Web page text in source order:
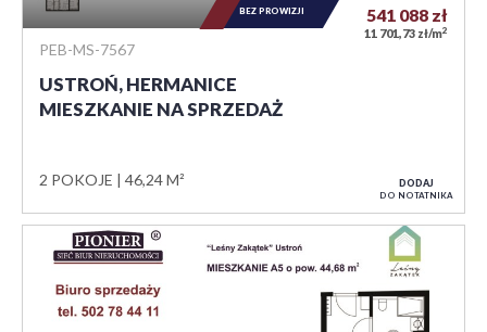
PEB-MS-7567
USTROŃ, HERMANICE
MIESZKANIE NA SPRZEDAŻ
2 POKOJE 46,24 M²
541 088 zł
11 701,73 zł/m2
BEZ PROWIZJI
DODAJ
DO NOTATNIKA